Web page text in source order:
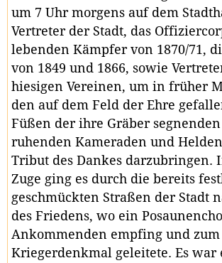
um 7 Uhr morgens auf dem
Vertreter der Stadt, das
lebenden Kämpfer von 1870/71,
von 1849 und 1866, sowie
hiesigen Vereinen, um in früher
den auf dem Feld der Ehre
Füßen der ihre Gräber
ruhenden Kameraden und
Tribut des Dankes darzubringen.
Zuge ging es durch die bereits
geschmückten Straßen der Stadt
des Friedens, wo ein
Ankommenden empfing und zum
Kriegerdenkmal geleitete. Es war